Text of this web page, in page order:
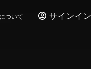
ついて サインイン